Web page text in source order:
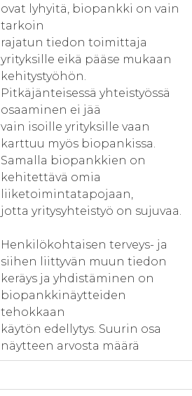
ovat lyhyitä, biopankki on vain
tarkoin
rajatun tiedon toimittaja
yrityksille eikä pääse mukaan
kehitystyöhön.
Pitkäjänteisessä yhteistyössä
osaaminen ei jää
vain isoille yrityksille vaan
karttuu myös biopankissa.
Samalla biopankkien on
kehitettävä omia
liiketoimintatapojaan,
jotta yritysyhteistyö on sujuvaa.
Henkilökohtaisen terveys- ja
siihen liittyvän muun tiedon
keräys ja yhdistäminen on
biopankkinäytteiden
tehokkaan
käytön edellytys. Suurin osa
näytteen arvosta määrä